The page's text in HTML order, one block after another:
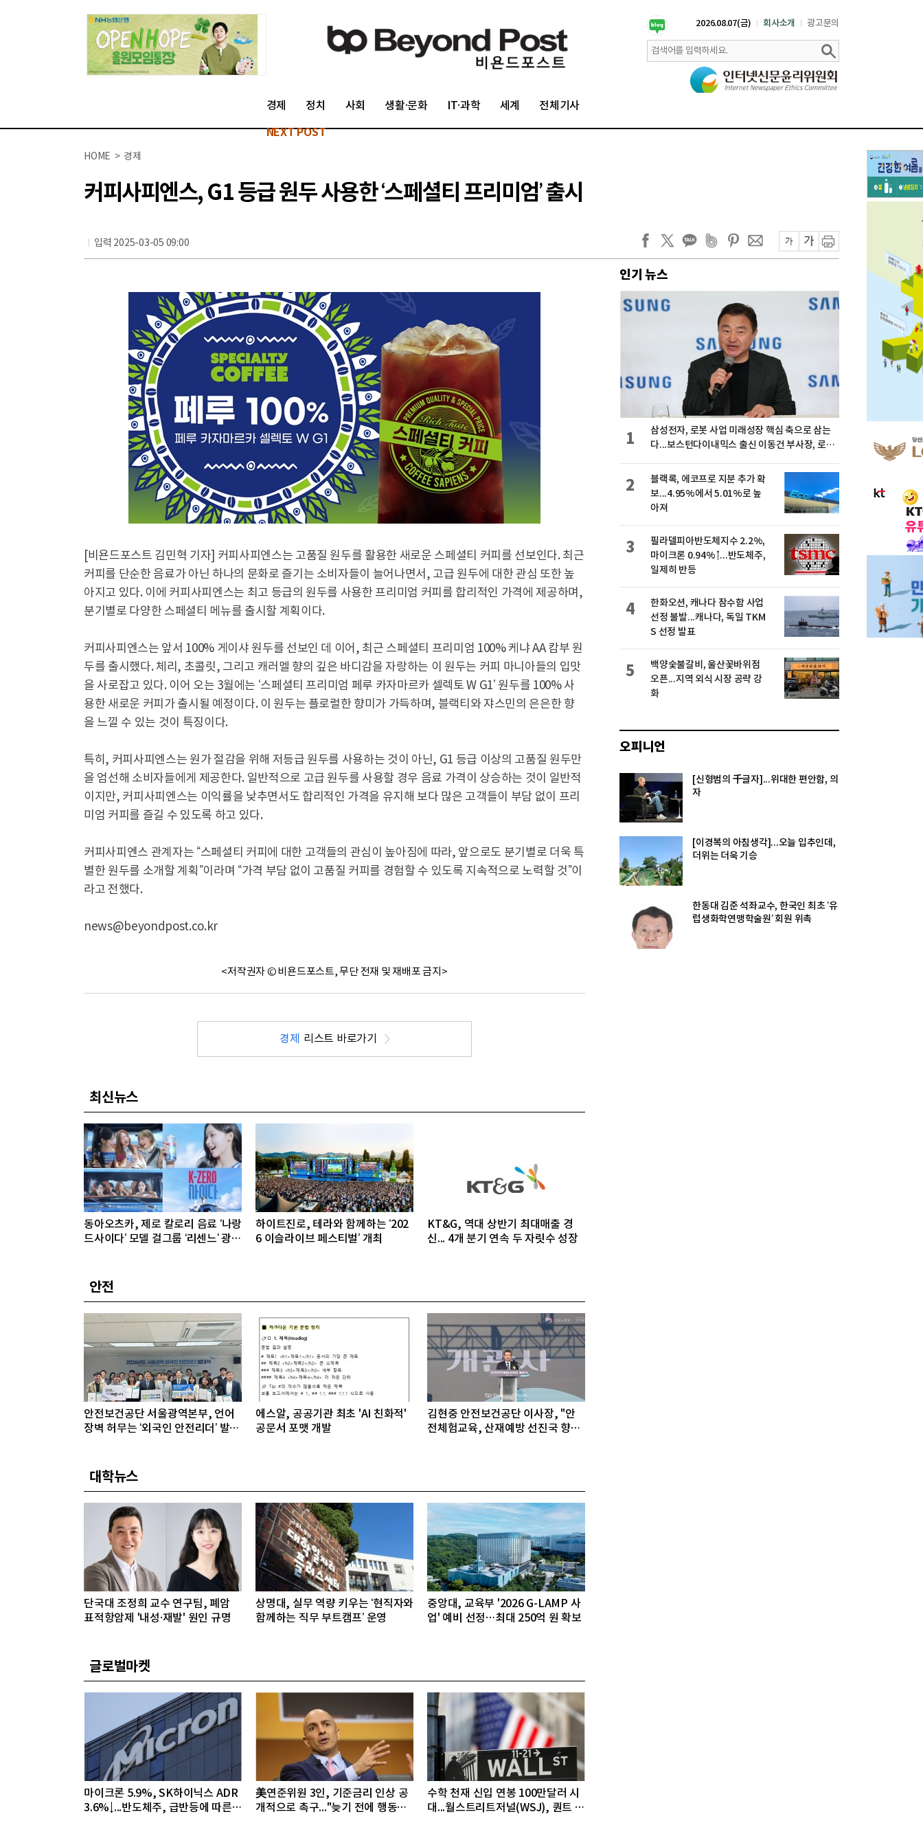
2026.08.07(금) 회사소개 광고문의
경제 정치 사회 생활·문화 IT·과학 세계 전체기사
NEXT POST
HOME > 경제
커피사피엔스, G1 등급 원두 사용한 ‘스페셜티 프리미엄’ 출시
입력 2025-03-05 09:00
[비욘드포스트 김민혁 기자] 커피사피엔스는 고품질 원두를 활용한 새로운 스페셜티 커피를 선보인다. 최근
커피를 단순한 음료가 아닌 하나의 문화로 즐기는 소비자들이 늘어나면서, 고급 원두에 대한 관심 또한 높
아지고 있다. 이에 커피사피엔스는 최고 등급의 원두를 사용한 프리미엄 커피를 합리적인 가격에 제공하며,
분기별로 다양한 스페셜티 메뉴를 출시할 계획이다.
커피사피엔스는 앞서 100% 게이샤 원두를 선보인 데 이어, 최근 스페셜티 프리미엄 100% 케냐 AA 캄부 원
두를 출시했다. 체리, 초콜릿, 그리고 캐러멜 향의 깊은 바디감을 자랑하는 이 원두는 커피 마니아들의 입맛
을 사로잡고 있다. 이어 오는 3월에는 ‘스페셜티 프리미엄 페루 카자마르카 셀렉토 W G1’ 원두를 100% 사
용한 새로운 커피가 출시될 예정이다. 이 원두는 플로럴한 향미가 가득하며, 블랙티와 쟈스민의 은은한 향
을 느낄 수 있는 것이 특징이다.
특히, 커피사피엔스는 원가 절감을 위해 저등급 원두를 사용하는 것이 아닌, G1 등급 이상의 고품질 원두만
을 엄선해 소비자들에게 제공한다. 일반적으로 고급 원두를 사용할 경우 음료 가격이 상승하는 것이 일반적
이지만, 커피사피엔스는 이익률을 낮추면서도 합리적인 가격을 유지해 보다 많은 고객들이 부담 없이 프리
미엄 커피를 즐길 수 있도록 하고 있다.
커피사피엔스 관계자는 “스페셜티 커피에 대한 고객들의 관심이 높아짐에 따라, 앞으로도 분기별로 더욱 특
별한 원두를 소개할 계획”이라며 “가격 부담 없이 고품질 커피를 경험할 수 있도록 지속적으로 노력할 것”이
라고 전했다.
news@beyondpost.co.kr
<저작권자 © 비욘드포스트, 무단 전재 및 재배포 금지>
경제 리스트 바로가기
최신뉴스
동아오츠카, 제로 칼로리 음료 ‘나랑
드사이다’ 모델 걸그룹 ‘리센느’ 광고
하이트진로, 테라와 함께하는 ‘202
6 이슬라이브 페스티벌’ 개최
KT&G, 역대 상반기 최대매출 경
신... 4개 분기 연속 두 자릿수 성장
안전
안전보건공단 서울광역본부, 언어
장벽 허무는 ‘외국인 안전리더’ 발대
에스알, 공공기관 최초 'AI 친화적'
공문서 포맷 개발
김현중 안전보건공단 이사장, "안
전체험교육, 산재예방 선진국 향한
대학뉴스
단국대 조정희 교수 연구팀, 폐암
표적항암제 '내성·재발' 원인 규명
상명대, 실무 역량 키우는 ‘현직자와
함께하는 직무 부트캠프’ 운영
중앙대, 교육부 '2026 G-LAMP 사
업' 예비 선정…최대 250억 원 확보
글로벌마켓
마이크론 5.9%, SK하이닉스 ADR
3.6%↓...반도체주, 급반등에 따른
美연준위원 3인, 기준금리 인상 공
개적으로 촉구..."늦기 전에 행동해
수학 천재 신입 연봉 100만달러 시
대...월스트리트저널(WSJ), 퀀트 트
인기 뉴스
삼성전자, 로봇 사업 미래성장 핵심 축으로 삼는
다...보스턴다이내믹스 출신 이동건 부사장, 로보
1
블랙록, 에코프로 지분 추가 확
보...4.95%에서 5.01%로 높
아져
2
필라델피아반도체지수 2.2%,
마이크론 0.94%↑...반도체주,
일제히 반등
3
한화오션, 캐나다 잠수함 사업
선정 불발...캐나다, 독일 TKM
S 선정 발표
4
백양숯불갈비, 울산꽃바위점
오픈...지역 외식 시장 공략 강
화
5
오피니언
[신형범의 千글자]...위대한 편안함, 의
자
[이경복의 아침생각]...오늘 입추인데,
더위는 더욱 기승
한동대 김준 석좌교수, 한국인 최초 ‘유
럽생화학연맹학술원’ 회원 위촉